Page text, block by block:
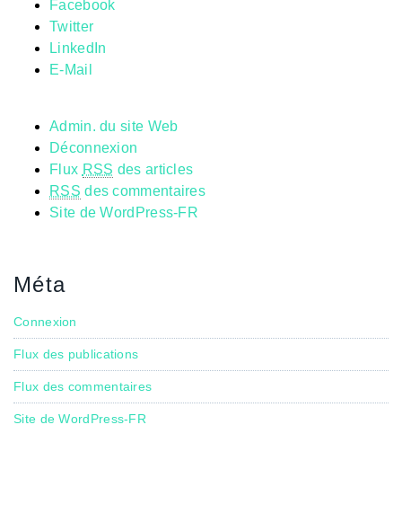
Facebook
Twitter
LinkedIn
E-Mail
Admin. du site Web
Déconnexion
Flux RSS des articles
RSS des commentaires
Site de WordPress-FR
Méta
Connexion
Flux des publications
Flux des commentaires
Site de WordPress-FR